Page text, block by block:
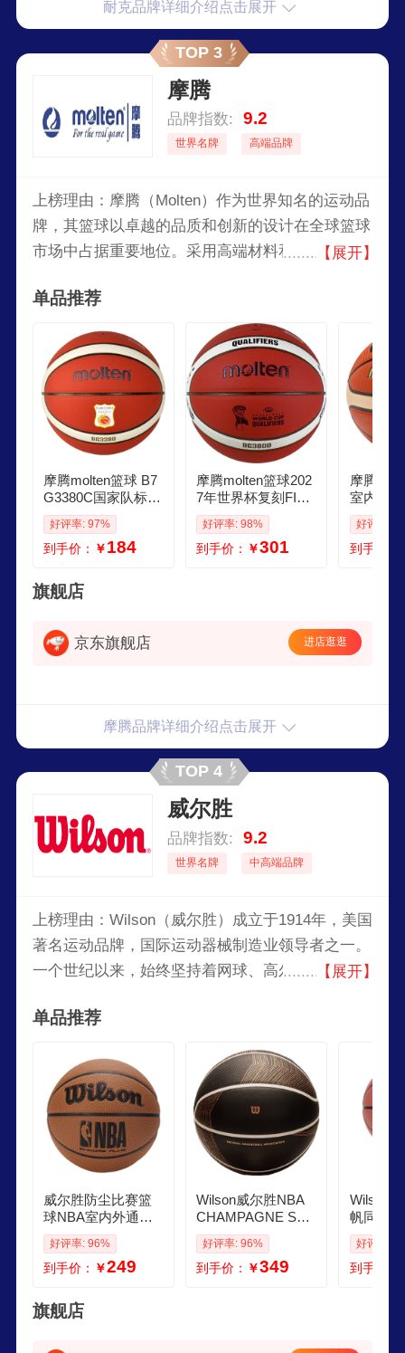
耐克品牌详细介绍点击展开
TOP 3
摩腾
品牌指数: 9.2
世界名牌 高端品牌
上榜理由：摩腾（Molten）作为世界知名的运动品
牌，其篮球以卓越的品质和创新的设计在全球篮球
市场中占据重要地位。采用高端材料和先进工艺制
其独特的12片拼接设计不仅提升了球的抓握感，还
增强了球的飞行稳定性，使得投篮更加精准。
【展开】
单品推荐
摩腾molten篮球 B7
G3380C国家队标T
EAM CHINA 7号室
内外比赛训练B7G3
380
好评率: 97%
到手价： ￥184
摩腾molten篮球202
7年世界杯复刻FIBA
国际篮联认证B7G3
800Q5Z PU竞赛篮
球
好评率: 98%
到手价： ￥301
摩腾
室内室
训练用
耐磨柔
感
好评率:
到手价：
旗舰店
京东旗舰店 进店逛逛
摩腾品牌详细介绍点击展开
TOP 4
威尔胜
品牌指数: 9.2
世界名牌 中高端品牌
上榜理由：Wilson（威尔胜）成立于1914年，美国
著名运动品牌，国际运动器械制造业领导者之一。
一个世纪以来，始终坚持着网球、高尔夫、棒球、
不断地创新，投入了大量的心血，它是运动领域上
突破性技术的鼻祖，不仅产生了许多经典产品，并
且在世界各地获得了许多运动员的认可和支持，旗
下的产品包括了篮球、足球、排球、橄榄球等等，
各个单品都收到了全世界的欢迎。
【展开】
单品推荐
威尔胜防尘比赛篮
球NBA室内外通用7
号PU篮球WZ20232
01CN7
好评率: 96%
到手价： ￥249
Wilson威尔胜NBA
CHAMPAGNE SER
IES黑金设计PU成
人室内外通用7号篮
球
好评率: 96%
到手价： ￥349
Wilson
帆同款
OUCH
成人7号
好评率:
到手价：
旗舰店